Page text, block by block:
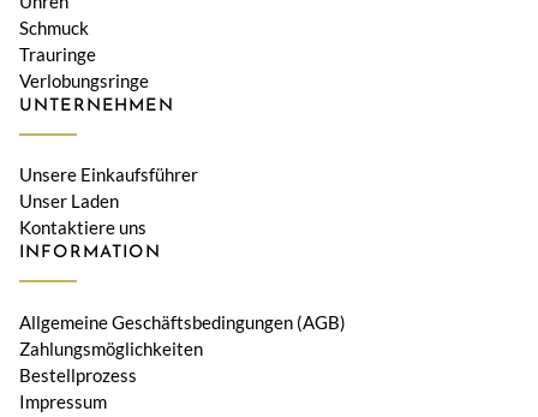
Schmuck
Trauringe
Verlobungsringe
UNTERNEHMEN
Unsere Einkaufsführer
Unser Laden
Kontaktiere uns
INFORMATION
Allgemeine Geschäftsbedingungen (AGB)
Zahlungsmöglichkeiten
Bestellprozess
Impressum